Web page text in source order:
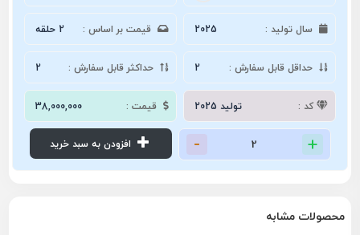
سال تولید : 2025 قیمت بر اساس : 2 حلقه
حداقل قابل سفارش : 2 حداکثر قابل سفارش : 2
کد : تولید 2025 قیمت : 38,000,000
محصولات مشابه